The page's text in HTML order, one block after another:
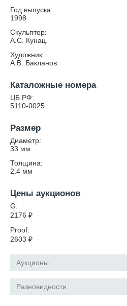
Год выпуска:
1998
Скульптор:
А.С. Кунац.
Художник:
А.В. Бакланов.
Каталожные номера
ЦБ РФ:
5110-0025
Размер
Диаметр:
33 мм
Толщина:
2.4 мм
Цены аукционов
G:
2176 ₽
Proof:
2603 ₽
Аукционы
Разновидности